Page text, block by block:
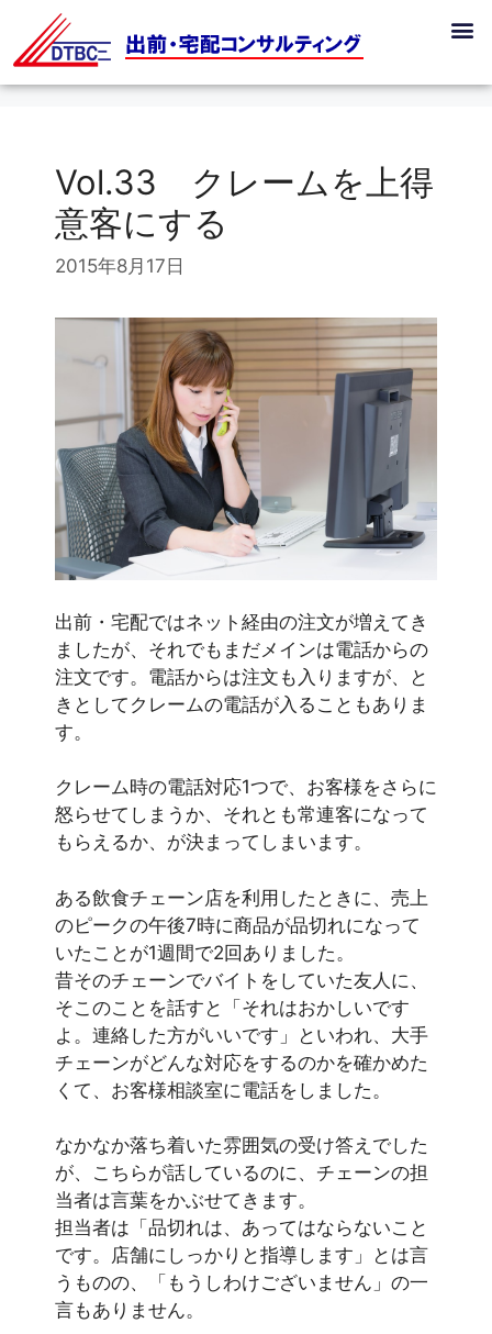
Vol.33 クレームを上得
意客にする
2015年8月17日
出前・宅配ではネット経由の注文が増えてき
ましたが、それでもまだメインは電話からの
注文です。電話からは注文も入りますが、と
きとしてクレームの電話が入ることもありま
す。
クレーム時の電話対応1つで、お客様をさらに
怒らせてしまうか、それとも常連客になって
もらえるか、が決まってしまいます。
ある飲食チェーン店を利用したときに、売上
のピークの午後7時に商品が品切れになって
いたことが1週間で2回ありました。
昔そのチェーンでバイトをしていた友人に、
そこのことを話すと「それはおかしいです
よ。連絡した方がいいです」といわれ、大手
チェーンがどんな対応をするのかを確かめた
くて、お客様相談室に電話をしました。
なかなか落ち着いた雰囲気の受け答えでした
が、こちらが話しているのに、チェーンの担
当者は言葉をかぶせてきます。
担当者は「品切れは、あってはならないこと
です。店舗にしっかりと指導します」とは言
うものの、「もうしわけございません」の一
言もありません。